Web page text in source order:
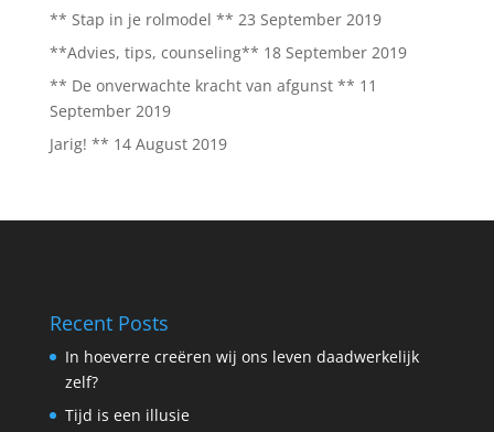
** Stap in je rolmodel ** 23 September 2019
**Advies, tips, counseling** 18 September 2019
** De onverwachte kracht van afgunst ** 11
September 2019
Jarig! ** 14 August 2019
Recent Posts
In hoeverre creëren wij ons leven daadwerkelijk
zelf?
Tijd is een illusie